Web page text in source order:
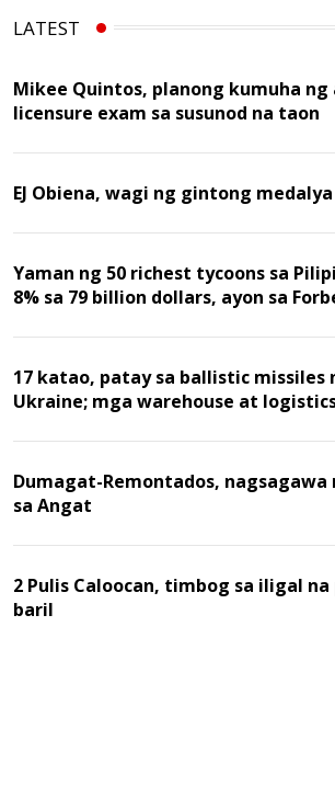
LATEST
Mikee Quintos, planong kumuha
licensure exam sa susunod na taon
EJ Obiena, wagi ng gintong
Yaman ng 50 richest tycoons sa
8% sa 79 billion dollars, ayon sa
17 katao, patay sa ballistic missiles
Ukraine; mga warehouse at
Dumagat-Remontados, nagsagawa
sa Angat
2 Pulis Caloocan, timbog sa iligal
baril